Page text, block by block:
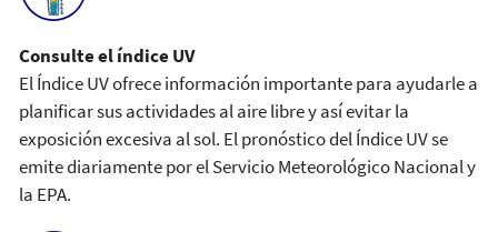
Consulte el índice UV
El Índice UV ofrece información importante para ayudarle a
planificar sus actividades al aire libre y así evitar la
exposición excesiva al sol. El pronóstico del Índice UV se
emite diariamente por el Servicio Meteorológico Nacional y
la EPA.